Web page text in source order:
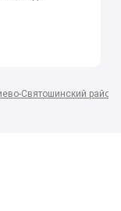
Святошинский район